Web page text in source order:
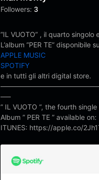
Followers: 3
”IL VUOTO” , il quarto singolo
L’album ”PER TE” disponibile
APPLE MUSIC
SPOTIFY
e in tutti gli altri digital store.
—–
” IL VUOTO ”, the fourth single
Album ” PER TE ” available on:
ITUNES: https://apple.co/